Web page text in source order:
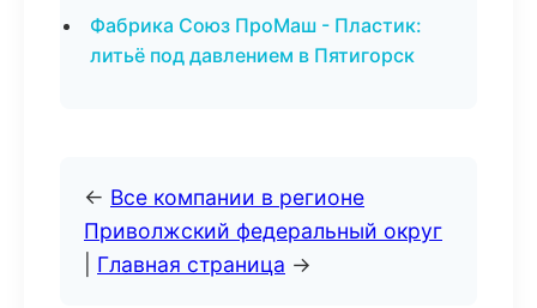
Фабрика Союз ПроМаш - Пластик:
литьё под давлением в Пятигорск
← Все компании в регионе
Приволжский федеральный округ
Главная страница →